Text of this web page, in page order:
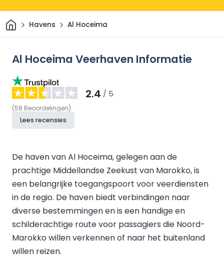
ThuisHavens Al Hoceima
Al Hoceima Veerhaven Informatie
2.4 / 5
(58 Beoordelingen)
Lees recensies
De haven van Al Hoceima, gelegen aan de
prachtige Middellandse Zeekust van Marokko, is
een belangrijke toegangspoort voor veerdiensten
in de regio. De haven biedt verbindingen naar
diverse bestemmingen en is een handige en
schilderachtige route voor passagiers die Noord-
Marokko willen verkennen of naar het buitenland
willen reizen.